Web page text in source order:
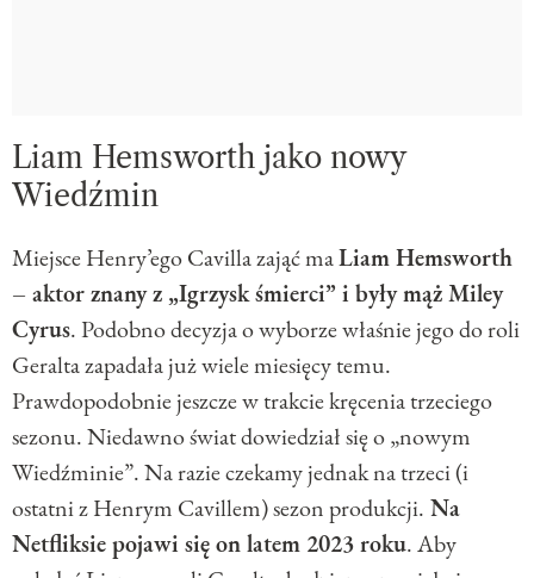
Liam Hemsworth jako nowy
Wiedźmin
Miejsce Henry’ego Cavilla zająć maLiam Hemsworth
– aktor znany z „Igrzysk śmierci” i były mąż Miley
Cyrus. Podobno decyzja o wyborze właśnie jego do roli
Geralta zapadała już wiele miesięcy temu.
Prawdopodobnie jeszcze w trakcie kręcenia trzeciego
sezonu. Niedawno świat dowiedział się o „nowym
Wiedźminie”. Na razie czekamy jednak na trzeci (i
ostatni z Henrym Cavillem) sezon produkcji. Na
Netfliksie pojawi się on latem 2023 roku. Aby